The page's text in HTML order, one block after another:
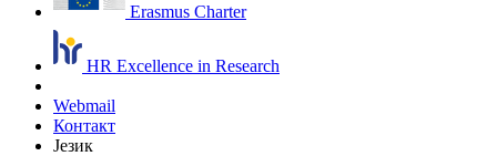
Erasmus Charter
HR Excellence in Research
Webmail
Контакт
Језик